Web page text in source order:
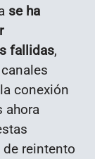
se ha
fallidas,
conexión
ahora
reintento